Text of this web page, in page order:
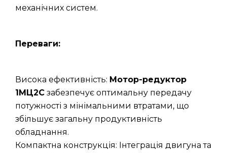
механічних систем.
Переваги:
Висока ефективність: Мотор-редуктор
1МЦ2С забезпечує оптимальну передачу
потужності з мінімальними втратами, що
збільшує загальну продуктивність
обладнання.
Компактна конструкція: Інтеграція двигуна та